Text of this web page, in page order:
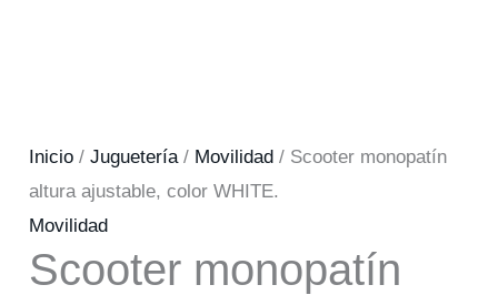
Inicio /Juguetería / Movilidad / Scooter monopatín
altura ajustable, color WHITE.
Movilidad
Scooter monopatín